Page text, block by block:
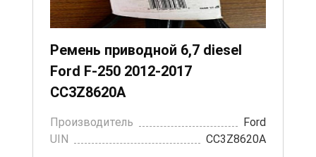
Ремень приводной 6,7 diesel
Ford F-250 2012-2017
CC3Z8620A
Производитель
Ford
UIN
CC3Z8620A